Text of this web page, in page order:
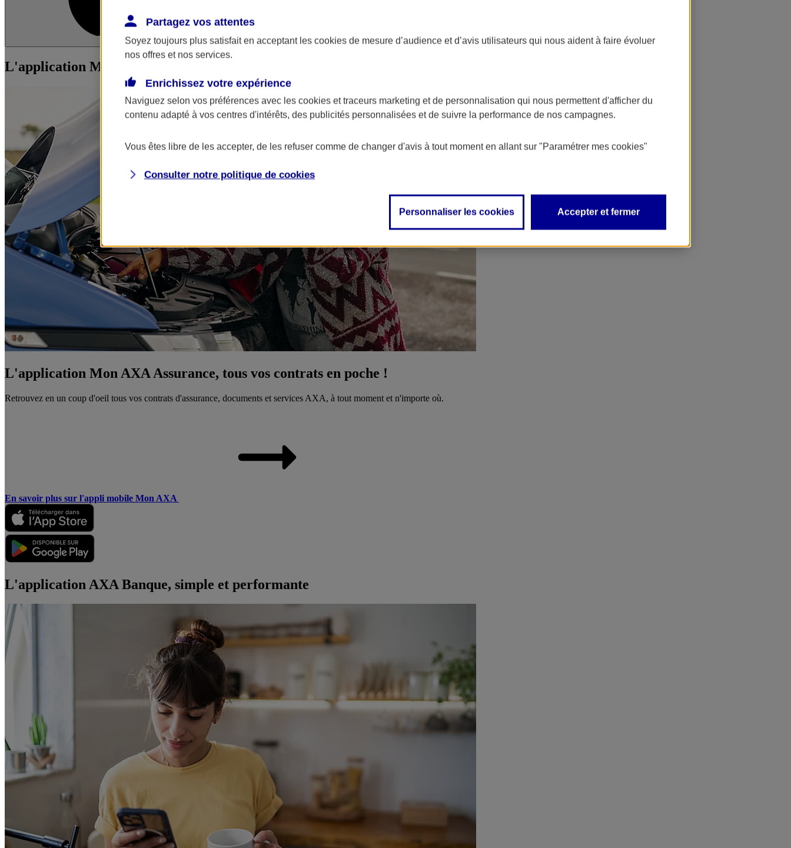
L'application Mon AXA Assurance L'application AXA Banque
L'application Mon AXA Assurance, tous vos contrats en poche !
L'application Mon AXA Assurance, tous vos contrats en poche !
Retrouvez en un coup d'oeil tous vos contrats d'assurance, documents et services AXA, à tout moment et n'importe où.
En savoir plus sur l'appli mobile Mon AXA
L'application AXA Banque, simple et performante
Partagez vos attentes
Soyez toujours plus satisfait en acceptant les cookies de mesure d’audience et d’avis utilisateurs qui nous aident à faire évoluer
nos offres et nos services.
Enrichissez votre expérience
Naviguez selon vos préférences avec les cookies et traceurs marketing et de personnalisation qui nous permettent d'afficher du
contenu adapté à vos centres d'intérêts, des publicités personnalisées et de suivre la performance de nos campagnes.
Vous êtes libre de les accepter, de les refuser comme de changer d'avis à tout moment en allant sur "Paramétrer mes cookies"
Consulter notre politique de cookies
Personnaliser les cookies Accepter et fermer